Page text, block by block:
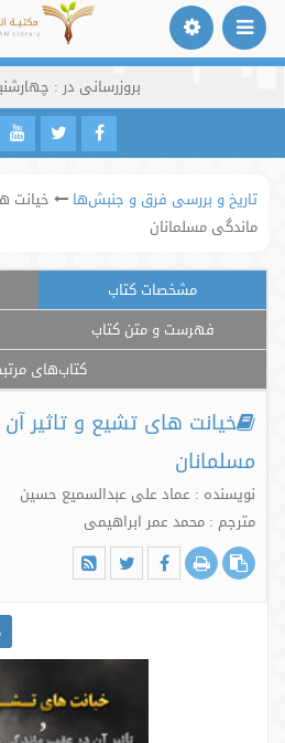
بروزرسانی در : چهارشنبه, 07 آبان
تاریخ و بررسی فرق و جنبش‌ها
خیانت
ماندگی مسلمانان
مشخصات کتاب
فهرست و متن کتاب
کتاب‌های
خیانت های تشیع و تاثیر
مسلمانان
نویسنده : عماد علی عبدالسمیع حسین
مترجم : محمد عمر ابراهیمی